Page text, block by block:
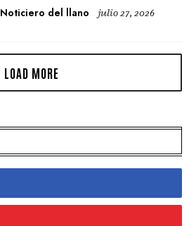
Noticiero del llano julio 27, 2026